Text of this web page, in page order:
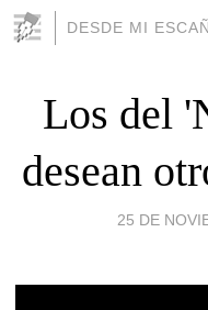
DESDE MI
Los del
desean
25 DE